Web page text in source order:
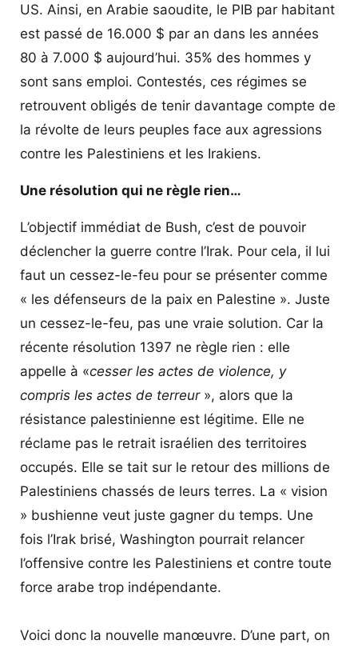
US. Ainsi, en Arabie saoudite, le PIB par habitant
est passé de 16.000 $ par an dans les années
80 à 7.000 $ aujourd’hui. 35% des hommes y
sont sans emploi. Contestés, ces régimes se
retrouvent obligés de tenir davantage compte de
la révolte de leurs peuples face aux agressions
contre les Palestiniens et les Irakiens.
Une résolution qui ne règle rien…
L’objectif immédiat de Bush, c’est de pouvoir
déclencher la guerre contre l’Irak. Pour cela, il lui
faut un cessez-le-feu pour se présenter comme
« les défenseurs de la paix en Palestine ». Juste
un cessez-le-feu, pas une vraie solution. Car la
récente résolution 1397 ne règle rien : elle
appelle à «cesser les actes de violence, y
compris les actes de terreur», alors que la
résistance palestinienne est légitime. Elle ne
réclame pas le retrait israélien des territoires
occupés. Elle se tait sur le retour des millions de
Palestiniens chassés de leurs terres. La « vision
» bushienne veut juste gagner du temps. Une
fois l’Irak brisé, Washington pourrait relancer
l’offensive contre les Palestiniens et contre toute
force arabe trop indépendante.
Voici donc la nouvelle manœuvre. D’une part, on